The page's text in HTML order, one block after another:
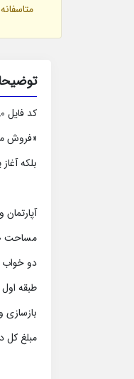
کد فایل 2280
«فروش
بلکه
مساحت 100متر
دو خواب
طبقه اول
بازسازی
مبلغ کل دو